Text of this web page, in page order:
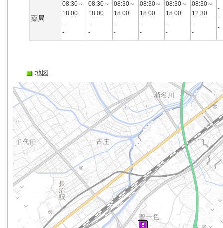
薬局
08:30～
18:00
-
-
08:30～
18:00
-
-
08:30～
18:00
-
-
08:30～
18:00
-
-
08:30～
18:00
-
-
08:30～
12:30
-
-
-
-
-
地図